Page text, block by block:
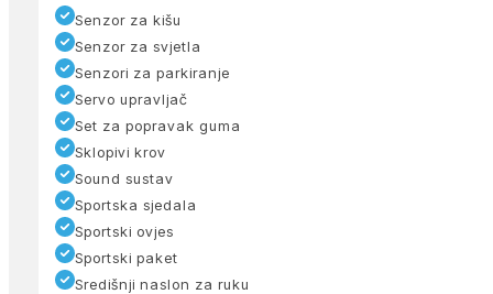
Senzor za kišu
Senzor za svjetla
Senzori za parkiranje
Servo upravljač
Set za popravak guma
Sklopivi krov
Sound sustav
Sportska sjedala
Sportski ovjes
Sportski paket
Središnji naslon za ruku